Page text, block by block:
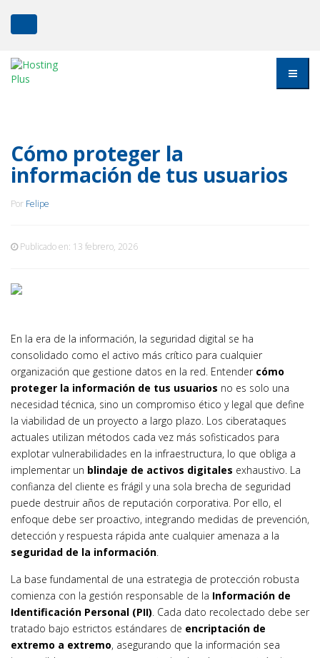
Cómo proteger la
información de tus usuarios
Por Felipe
Publicado en: 13 febrero, 2026
En la era de la información, la seguridad digital se ha
consolidado como el activo más crítico para cualquier
organización que gestione datos en la red. Entender cómo
proteger la información de tus usuarios no es solo una
necesidad técnica, sino un compromiso ético y legal que define
la viabilidad de un proyecto a largo plazo. Los ciberataques
actuales utilizan métodos cada vez más sofisticados para
explotar vulnerabilidades en la infraestructura, lo que obliga a
implementar un blindaje de activos digitales exhaustivo. La
confianza del cliente es frágil y una sola brecha de seguridad
puede destruir años de reputación corporativa. Por ello, el
enfoque debe ser proactivo, integrando medidas de prevención,
detección y respuesta rápida ante cualquier amenaza a la
seguridad de la información.
La base fundamental de una estrategia de protección robusta
comienza con la gestión responsable de la Información de
Identificación Personal (PII). Cada dato recolectado debe ser
tratado bajo estrictos estándares de encriptación de
extremo a extremo, asegurando que la información sea